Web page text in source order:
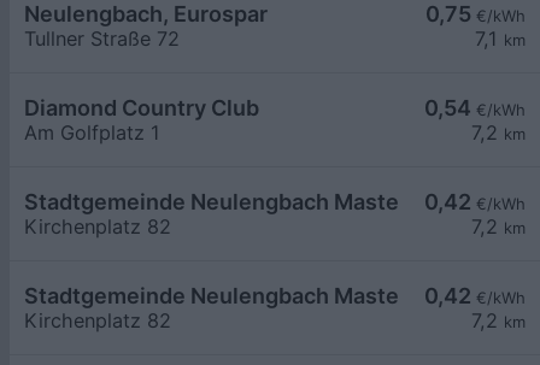
0,75 €/kWh
7,1 km
Neulengbach, Eurospar
Tullner Straße 72
0,54 €/kWh
7,2 km
Diamond Country Club
Am Golfplatz 1
0,42 €/kWh
7,2 km
Stadtgemeinde Neulengbach Master LP2
Kirchenplatz 82
0,42 €/kWh
7,2 km
Stadtgemeinde Neulengbach Master LP1
Kirchenplatz 82